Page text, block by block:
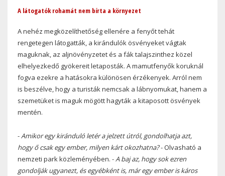
A látogatók rohamát nem bírta a környezet
A nehéz megközelíthetőség ellenére a fenyőt tehát
rengetegen látogatták, a kirándulók ösvényeket vágtak
maguknak, az aljnövényzetet és a fák talajszinthez közel
elhelyezkedő gyökereit letaposták. A mamutfenyők koruknál
fogva ezekre a hatásokra különösen érzékenyek. Arról nem
is beszélve, hogy a turisták nemcsak a lábnyomukat, hanem a
szemetüket is maguk mögött hagyták a kitaposott ösvények
mentén.
-Amikor egy kiránduló letér a jelzett útról, gondolhatja azt,
hogy ő csak egy ember, milyen kárt okozhatna?- Olvasható a
nemzeti park közleményében. -A baj az, hogy sok ezren
gondolják ugyanezt, és egyébként is, már egy ember is káros